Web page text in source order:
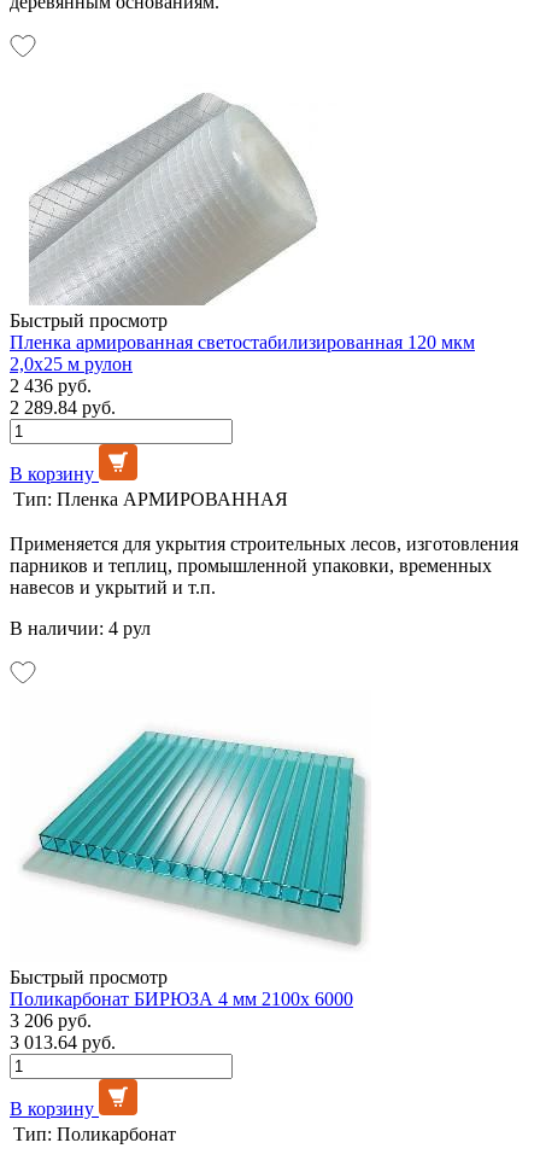
Быстрый просмотр
Пленка армированная светостабилизированная 120 мкм
2,0х25 м рулон
2 436 руб.
2 289.84 руб.
В корзину
Тип: Пленка АРМИРОВАННАЯ
Применяется для укрытия строительных лесов, изготовления
парников и теплиц, промышленной упаковки, временных
навесов и укрытий и т.п.
В наличии: 4 рул
Быстрый просмотр
Поликарбонат БИРЮЗА 4 мм 2100х 6000
3 206 руб.
3 013.64 руб.
В корзину
Тип: Поликарбонат